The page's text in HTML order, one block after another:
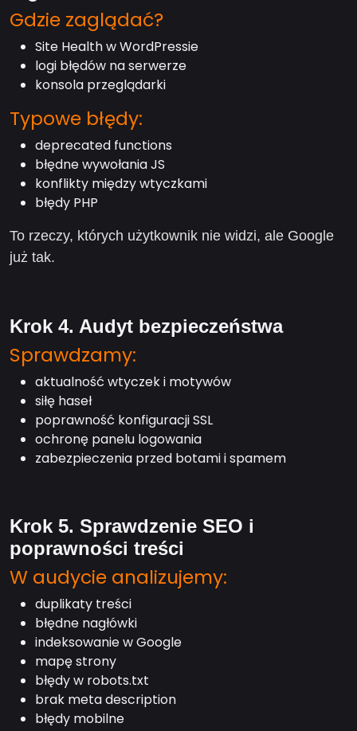
Gdzie zaglądać?
Site Health w WordPressie
logi błędów na serwerze
konsola przeglądarki
Typowe błędy:
deprecated functions
błędne wywołania JS
konflikty między wtyczkami
błędy PHP
To rzeczy, których użytkownik nie widzi, ale Google
już tak.
Krok 4. Audyt bezpieczeństwa
Sprawdzamy:
aktualność wtyczek i motywów
siłę haseł
poprawność konfiguracji SSL
ochronę panelu logowania
zabezpieczenia przed botami i spamem
Krok 5. Sprawdzenie SEO i
poprawności treści
W audycie analizujemy:
duplikaty treści
błędne nagłówki
indeksowanie w Google
mapę strony
błędy w robots.txt
brak meta description
błędy mobilne